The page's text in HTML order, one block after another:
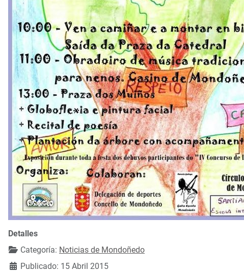
Detalles
Categoría: Noticias de Mondoñedo
Publicado: 15 Abril 2015